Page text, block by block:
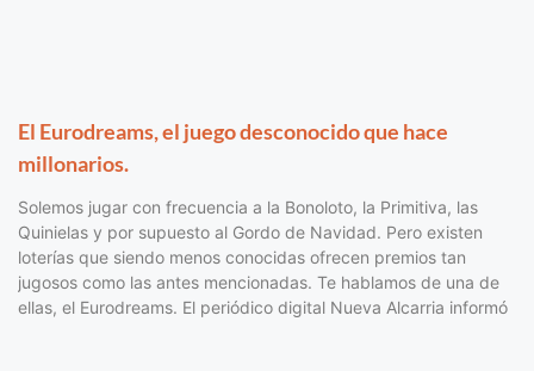
El Eurodreams, el juego desconocido que hace
millonarios.
Solemos jugar con frecuencia a la Bonoloto, la Primitiva, las
Quinielas y por supuesto al Gordo de Navidad. Pero existen
loterías que siendo menos conocidas ofrecen premios tan
jugosos como las antes mencionadas. Te hablamos de una de
ellas, el Eurodreams. El periódico digital Nueva Alcarria informó